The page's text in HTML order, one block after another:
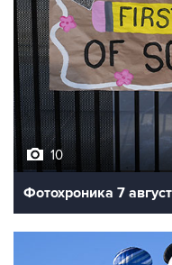
10
Фотохроника 7 августа